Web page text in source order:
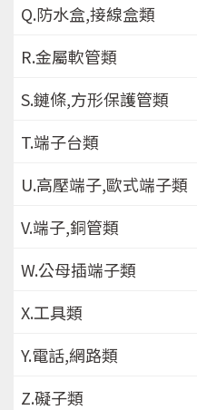
Q.防水盒,接線盒類
R.金屬軟管類
S.鏈條,方形保護管類
T.端子台類
U.高壓端子,歐式端子類
V.端子,銅管類
W.公母插端子類
X.工具類
Y.電話,網路類
Z.礙子類